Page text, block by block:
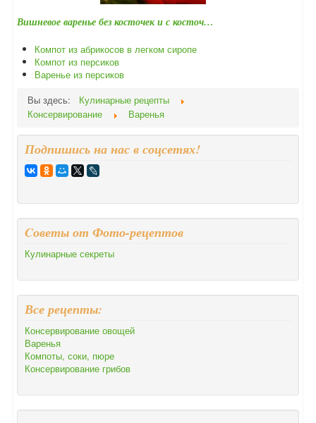
Вишневое варенье без косточек и с косточ…
Компот из абрикосов в легком сиропе
Компот из персиков
Варенье из персиков
Вы здесь:
Кулинарные рецепты
Консервирование
Варенья
Подпишись на нас в соцсетях!
Cоветы от Фото-рецептов
Кулинарные секреты
Все рецепты:
Консервирование овощей
Варенья
Компоты, соки, пюре
Консервирование грибов